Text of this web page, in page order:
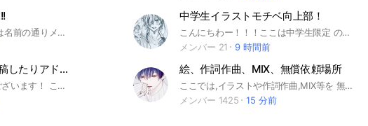
はじめまして〜！ ここでは名前の通りメンバーさんの代理＆創作を互いに見せ合おう！そして愛でよう!! イラストでも文字でも好きな形で大丈夫！ うちよそとか企画みたいのもやりたいな〜って思ってるから誰でも大歓迎✨ サブトークルームも興味あれば入ってみてね〜 入ったら自己紹介ノートにお願い🙏 荒らし、即抜け、自作発言は極力やめてね！それとメンバーさんが嫌に思うような発言も❌ AIイラストも❌️です タメ 雑談とかもOKだよ〜(むしろ話そう） 気になったら是非是非覗いてみてね！ #代理 #創作 #イラスト #雑談 #一次創作
中学生イラストモチベ向上部！
こんにちわー！！！ここは中学生限定 のイラストを投げたり雑談をしたりしてモチベを上げるオプです！ モチベを上げるオプなので、ノートのいいねの差などを気にしない方や差をつくる方などは注意をさせていただくかも知れません！🙇‍♀️このようなルールです、苦手な方はお控えください🙇‍♀️このルールを守って楽しくみんなでお話！絵を描こう！ "追記" 即抜けは理由を言ってくれればOKです！ (例 合わないと思ったから 想像以上に 通信機器が重くなってしまったから等) 注意⚠️ ここは雑談もしております！通知が溜まるので苦手な方、通信機器が重くなるのを控えたい方は注意してお入りください😊🥰 るーる 1 荒らさない！ 2無断転載したものなどを投稿しない 3 人の価値観や絵を否定しない！ 4 楽しく！ポジティブに！ 5 ノートのいいね差を作らない！ 即抜けは合わなかったらおーけい！ 楽しくやっていこー！ #中学生#イラスト#原神#実況者#アニメ#アナログ#東方#ボカロ#自作#モチベ#向上部#ゲーム#見る専もおーけい
メンバー 21
9 時間前
イラストをいっぱい投稿したりアドバイスして上達しよう！！の会！(雑談多め)
覗いてくれてありがとうございます！ ここは名前のとおり、絵が好きな人、上達したい人、将来絵の仕事に就きたい人、などなど…が集まって アドバイスし合ったり、絵を見せ合ったり、関係ない話もしてみたり… そんな感じのオプチャです！ アドバイスしたい、もらいたい方も歓迎！ ただし、助言が欲しいと明確にすること、 助言を求められていないイラストにはアドバイスはつけないこと このオプチャは模写禁止ですので、アイコンは自分で1から描いたイラスト、または初期アイコンでお願いします！ 名前やトークであえて年齢を出したり、「ゴミ絵師です」など過度に自分を卑下したりはお控え下さい…！ 荒らし、スパムは即通報&強制退会させて頂きますのでご了承下さいませ タメ語でも敬語でも大丈夫！ でも礼儀は忘れないこと まずは見学だけでもOK！ 合わないと思ったらコメント無しで即抜けもOK！ なので、 「説明見てもイマイチわからない」「何となくわかったけど、ちょっと不安…」 という方も体験のつもりで気軽にどうぞ！ 優しい方達が多いです 最低限のルールは守りつつ、ゆるーく楽しく過ごしましょう！ #イラストレーター #漫画家 #アニメーター #オープンチャット初心者 #イラスト #絵 #イラスト初心者 #アドバイス #ゆったり #初心者 #タメ語 #暇 #イラスト評価 #語り #雑談 #雑談多め #絵師 #仲良し #年齢問わず #楽しい #明るい #ハイテンション #即抜けOK #見学
絵、作詞作曲、MIX、無償依頼場所
ここでは,イラストや作詞作曲,MIX等を 無償で依頼したりされたりする場所です！ 依頼する方される方,どっちもやるのもOKです！ YouTubeやTwitterで活動したいけど 絵が描けないっ MIXできないっ サムネどーしよぉー… なんてお悩みの皆さん,じゃんじゃん入っちゃって下さい！ 大歓迎です*ˊᵕˋ* 有償は禁止となっておりますのでご注意ください(* . .))) 入ったらまず大事なノートの確認をお願いします！ イラスト→🖌 動画師→🎥 MIX→📎 作詞→📝 作曲→🎼 ロゴイラスト→🔠 その他→🔍 この絵文字のどれかを名前の横につけて 入ってくれると嬉しいです！ ここまで見てくれてありがとうございました！ 入ってくれると嬉しいです(*^^*) 中でお待ちしております💕 #イラスト#絵#作詞#作曲#MIX#動画師#サムネ#文字アイコン#無償依頼#YouTube#YouTuber#Twitter#SNS#歌い手#歌ってみた
メンバー 1425
15 分前